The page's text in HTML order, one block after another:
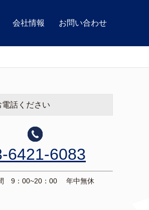
会社情報 お問い合わせ
話ください
6421-6083
9：00~20：00 年中無休